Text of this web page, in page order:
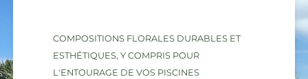
COMPOSITIONS FLORALES DURABLES ET
ESTHÉTIQUES, Y COMPRIS POUR
L'ENTOURAGE DE VOS PISCINES